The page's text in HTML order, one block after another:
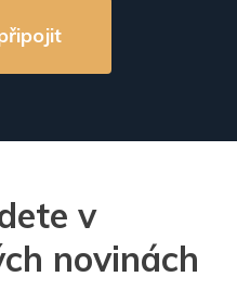
v
novinách